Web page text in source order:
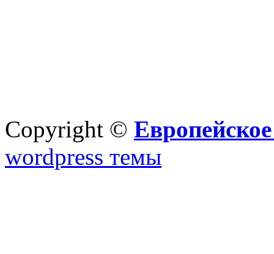
Copyright ©
wordpress темы